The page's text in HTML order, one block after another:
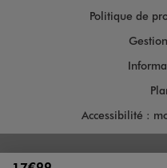
Politique de
Accessibilité :
Copyright